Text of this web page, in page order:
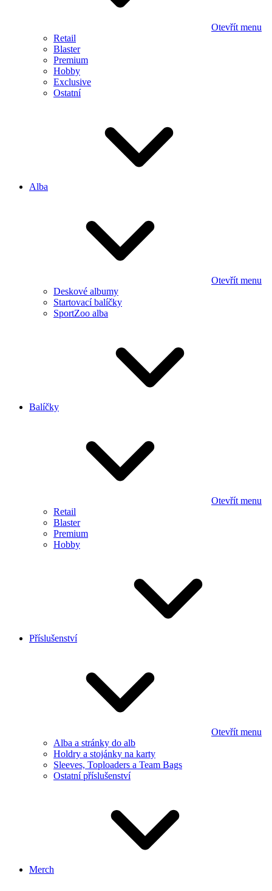
Otevřít menu
Retail
Blaster
Premium
Hobby
Exclusive
Ostatní
Alba
Otevřít menu
Deskové albumy
Startovací balíčky
SportZoo alba
Balíčky
Otevřít menu
Retail
Blaster
Premium
Hobby
Příslušenství
Otevřít menu
Alba a stránky do alb
Holdry a stojánky na karty
Sleeves, Toploaders a Team Bags
Ostatní příslušenství
Merch